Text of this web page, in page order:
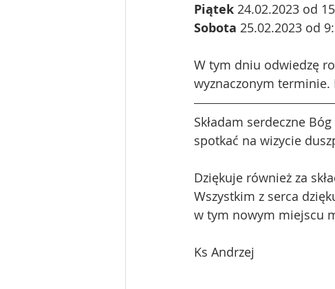
Piątek 24.02.2023 od
Sobota 25.02.2023 od
W tym dniu odwiedzę
wyznaczonym terminie.
Składam serdeczne
spotkać na wizycie
Dziękuje również za
Wszystkim z serca
w tym nowym miejscu
Ks Andrzej